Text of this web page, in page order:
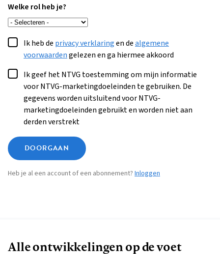
Welke rol heb je?
Ik heb de privacy verklaringen dealgemene
voorwaardengelezen en ga hiermee akkoord
Ik geef het NTVG toestemming om mijn informatie
voor NTVG-marketingdoeleinden te gebruiken. De
gegevens worden uitsluitend voor NTVG-
marketingdoeleinden gebruikt en worden niet aan
derden verstrekt
DOORGAAN
Heb je al een account of een abonnement? Inloggen
Alle ontwikkelingen op de voet